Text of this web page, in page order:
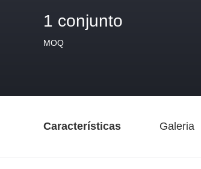
1 conjunto
MOQ
Características Galeria